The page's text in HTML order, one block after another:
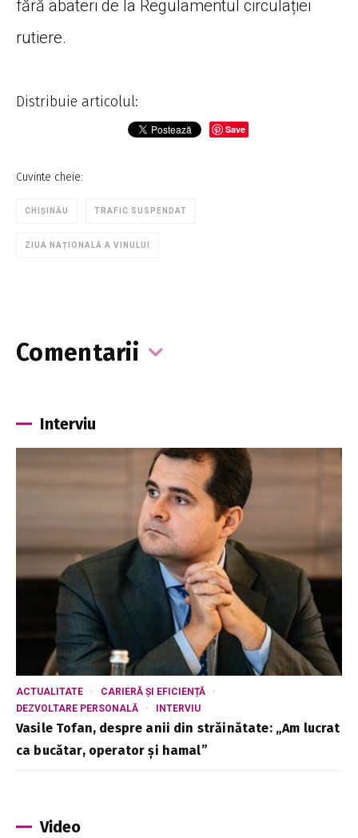
fără abateri de la Regulamentul circulației
rutiere.
Distribuie articolul:
Save
Cuvinte cheie:
CHIȘINĂU TRAFIC SUSPENDAT
ZIUA NAȚIONALĂ A VINULUI
Comentarii
Interviu
ACTUALITATE
CARIERĂ ȘI EFICIENȚĂ
DEZVOLTARE PERSONALĂ
INTERVIU
Vasile Tofan, despre anii din străinătate: „Am lucrat
ca bucătar, operator și hamal”
Video